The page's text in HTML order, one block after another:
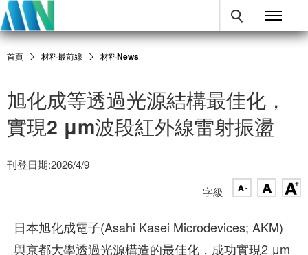
首頁 材料最前線 材料News
旭化成等透過光源結構最佳化，
實現2 μm波段紅外線雷射振盪
刊登日期:2026/4/9
字級
日本旭化成電子(Asahi Kasei Microdevices; AKM)
與京都大學透過光源構造的最佳化，成功實現2 μm